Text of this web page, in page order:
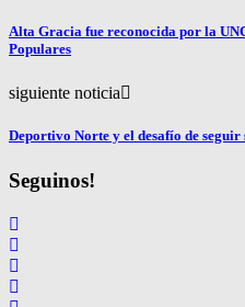
Alta Gracia fue reconocida por la
Populares
siguiente noticia
Deportivo Norte y el desafío de seguir
Seguinos!